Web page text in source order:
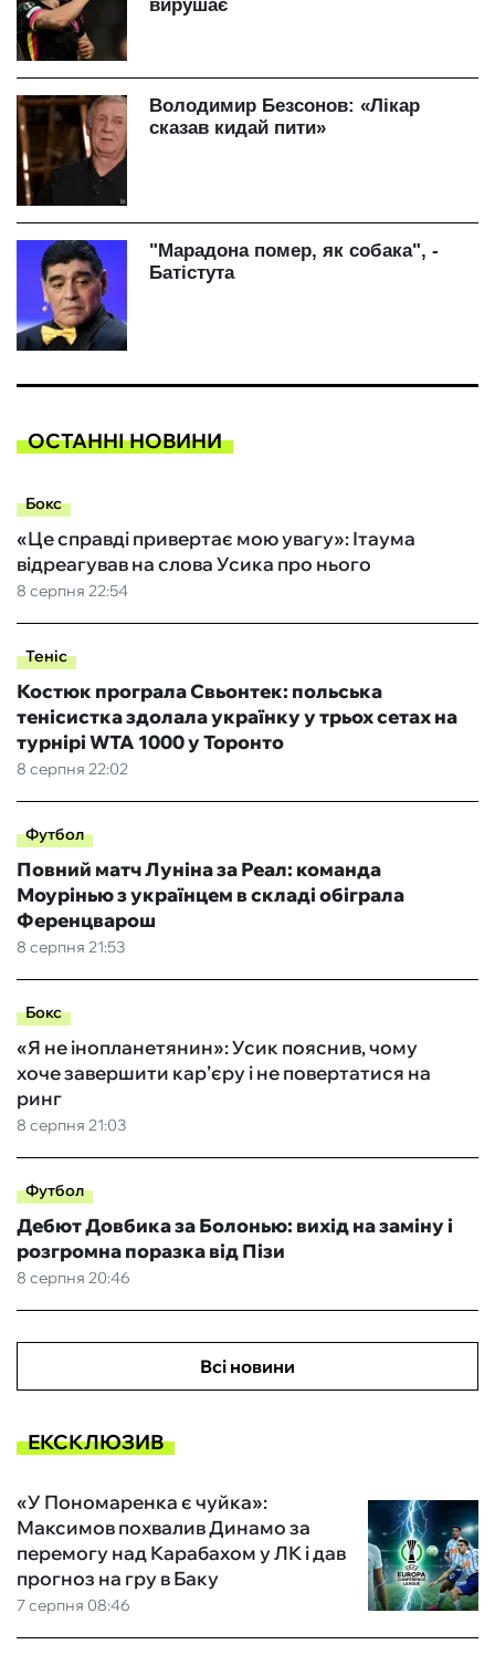
ОСТАННІ НОВИНИ
Бокс
8 серпня 22:54
«Це справді привертає мою увагу»: Ітаума
відреагував на слова Усика про нього
Теніс
8 серпня 22:02
Костюк програла Свьонтек: польська
тенісистка здолала українку у трьох сетах на
турнірі WTA 1000 у Торонто
Футбол
8 серпня 21:53
Повний матч Луніна за Реал: команда
Моурінью з українцем в складі обіграла
Ференцварош
Бокс
8 серпня 21:03
«Я не інопланетянин»: Усик пояснив, чому
хоче завершити кар’єру і не повертатися на
ринг
Футбол
8 серпня 20:46
Дебют Довбика за Болонью: вихід на заміну і
розгромна поразка від Пізи
Всі новини
ЕКСКЛЮЗИВ
7 серпня 08:46
«У Пономаренка є чуйка»:
Максимов похвалив Динамо за
перемогу над Карабахом у ЛК і дав
прогноз на гру в Баку